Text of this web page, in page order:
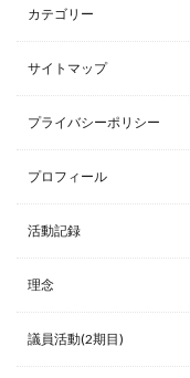
カテゴリー
サイトマップ
プライバシーポリシー
プロフィール
活動記録
理念
議員活動(2期目)